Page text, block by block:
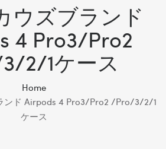
ウズブランド
4 Pro3/pro2
2/1ケース
Home
ンド Airpods 4 Pro3/pro2 /pro/3/2/1
ケース